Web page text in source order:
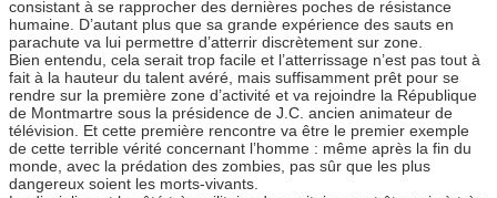
consistant à se rapprocher des dernières poches de résistance
humaine. D’autant plus que sa grande expérience des sauts en
parachute va lui permettre d’atterrir discrètement sur zone.
Bien entendu, cela serait trop facile et l’atterrissage n’est pas tout à
fait à la hauteur du talent avéré, mais suffisamment prêt pour se
rendre sur la première zone d’activité et va rejoindre la République
de Montmartre sous la présidence de J.C. ancien animateur de
télévision. Et cette première rencontre va être le premier exemple
de cette terrible vérité concernant l’homme : même après la fin du
monde, avec la prédation des zombies, pas sûr que les plus
dangereux soient les morts-vivants.